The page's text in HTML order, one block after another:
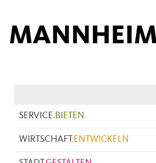
SERVICE.BIETEN
WIRTSCHAFT.ENTWICKELN